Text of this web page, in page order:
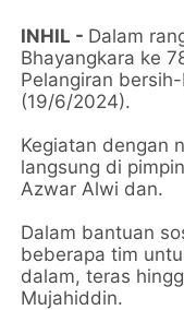
INHIL - Dalam
Bhayangkara ke
Pelangiran
(19/6/2024).
Kegiatan dengan
langsung di
Azwar Alwi dan.
Dalam bantuan
beberapa tim
dalam, teras
Mujahiddin.